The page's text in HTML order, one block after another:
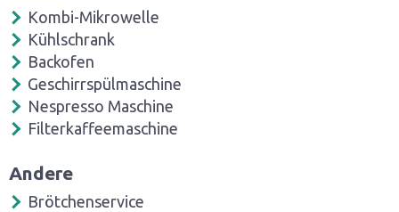
Kombi-Mikrowelle
Kühlschrank
Backofen
Geschirrspülmaschine
Nespresso Maschine
Filterkaffeemaschine
Andere
Brötchenservice